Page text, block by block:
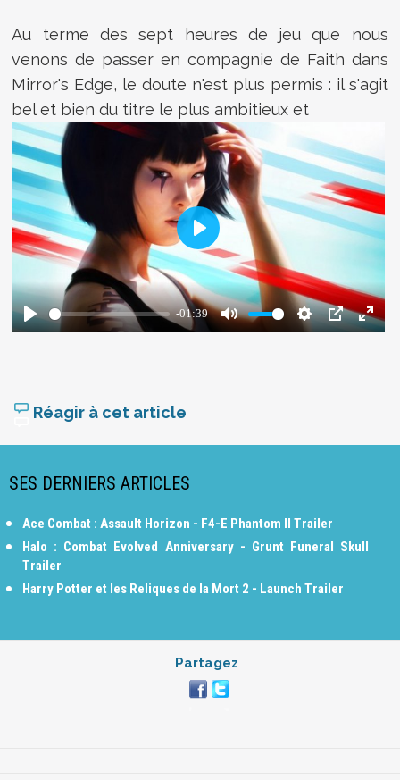
Au terme des sept heures de jeu que nous
venons de passer en compagnie de Faith dans
Mirror's Edge, le doute n'est plus permis : il s'agit
bel et bien du titre le plus ambitieux et
Réagir à cet article
SES DERNIERS ARTICLES
Ace Combat : Assault Horizon - F4-E Phantom II Trailer
Halo : Combat Evolved Anniversary - Grunt Funeral Skull
Trailer
Harry Potter et les Reliques de la Mort 2 - Launch Trailer
Partagez